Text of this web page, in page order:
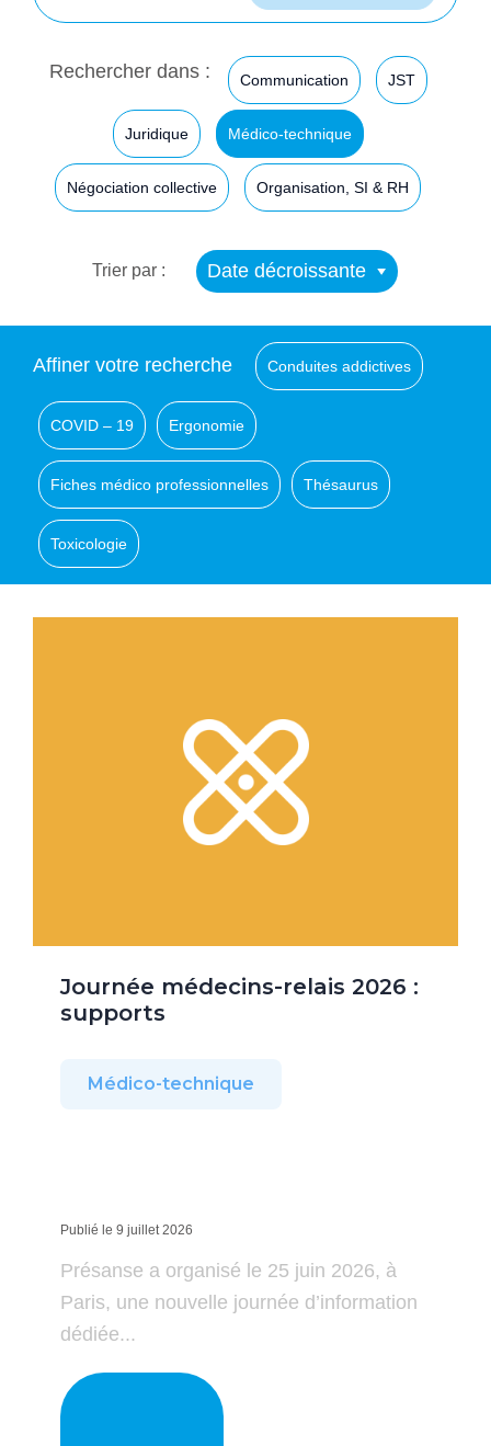
Rechercher dans : Communication JST
Juridique Médico-technique
Négociation collective Organisation, SI & RH
Trier par : Date décroissante
Affiner votre recherche Conduites addictives
COVID – 19 Ergonomie
Fiches médico professionnelles Thésaurus
Toxicologie
Journée médecins-relais 2026 :
supports
Médico-technique
Publié le 9 juillet 2026
Présanse a organisé le 25 juin 2026, à
Paris, une nouvelle journée d’information
dédiée...